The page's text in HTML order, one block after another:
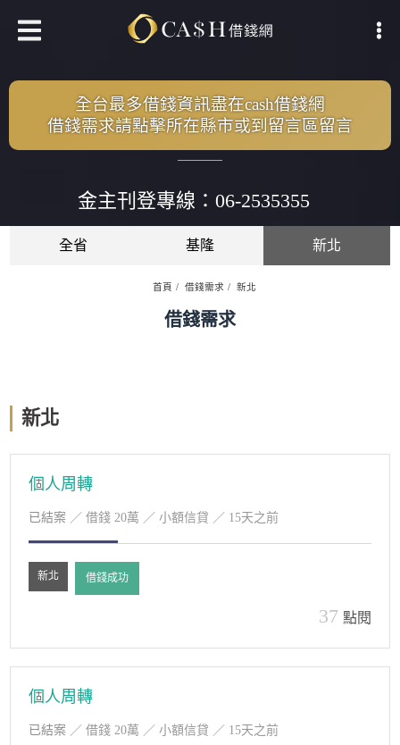
全台最多借錢資訊盡在cash借錢網
借錢需求請點擊所在縣市或到留言區留言
金主刊登專線：06-2535355
首頁 借錢需求 新北
全省 基隆 新北
新北
個人周轉
已結案 ／ 借錢 20萬 ／ 小額信貸 ／ 15天之前
新北 借錢成功
37 點閱
個人周轉
已結案 ／ 借錢 20萬 ／ 小額信貸 ／ 15天之前
借錢需求